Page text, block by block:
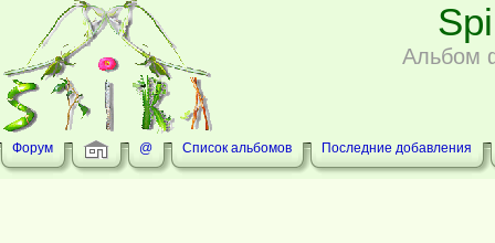
Альбом
Форум @ Список альбомов Последние добавления